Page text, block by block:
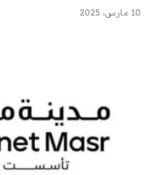
10 مارس، 2025